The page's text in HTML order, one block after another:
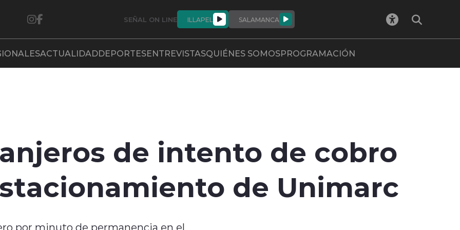
SEÑAL ON LINE ILLAPEL SALAMANCA
ACTUALIDADDEPORTESENTREVISTASQUIÉNES SOMOSPROGRAMACIÓN
de intento de cobro
de Unimarc
por minuto de permanencia en el